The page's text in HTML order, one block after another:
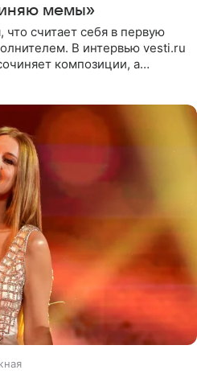
мемы»
что считает себя в первую
В интервью vesti.ru
композиции, а